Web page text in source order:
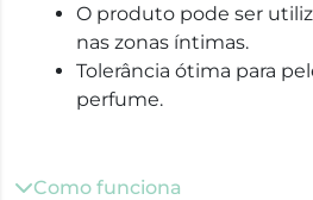
O produto pode ser
nas zonas íntimas.
Tolerância ótima para
perfume.
Como funciona